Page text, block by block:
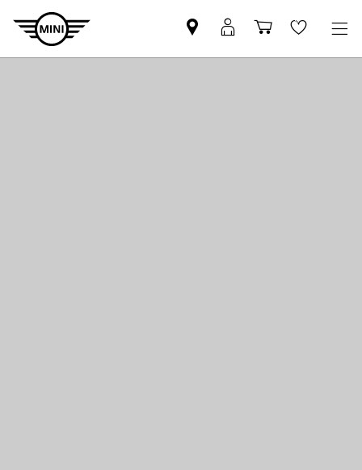
Znajdź
Partnera
Logowanie
MyMini
KoszykWishlist